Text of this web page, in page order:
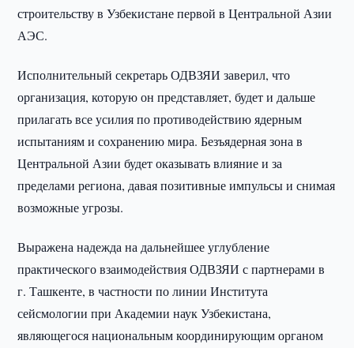
строительству в Узбекистане первой в Центральной Азии
АЭС.
Исполнительный секретарь ОДВЗЯИ заверил, что
организация, которую он представляет, будет и дальше
прилагать все усилия по противодействию ядерным
испытаниям и сохранению мира. Безъядерная зона в
Центральной Азии будет оказывать влияние и за
пределами региона, давая позитивные импульсы и снимая
возможные угрозы.
Выражена надежда на дальнейшее углубление
практического взаимодействия ОДВЗЯИ с партнерами в
г. Ташкенте, в частности по линии Института
сейсмологии при Академии наук Узбекистана,
являющегося национальным координирующим органом